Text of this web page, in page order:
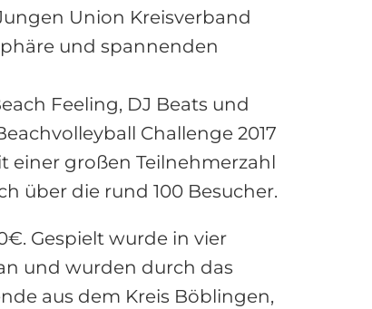
Union Kreisverband
und spannenden
Feeling, DJ Beats und
Challenge 2017
einer großen Teilnehmerzahl
über die rund 100 Besucher.
Gespielt wurde in vier
und wurden durch das
aus dem Kreis Böblingen,